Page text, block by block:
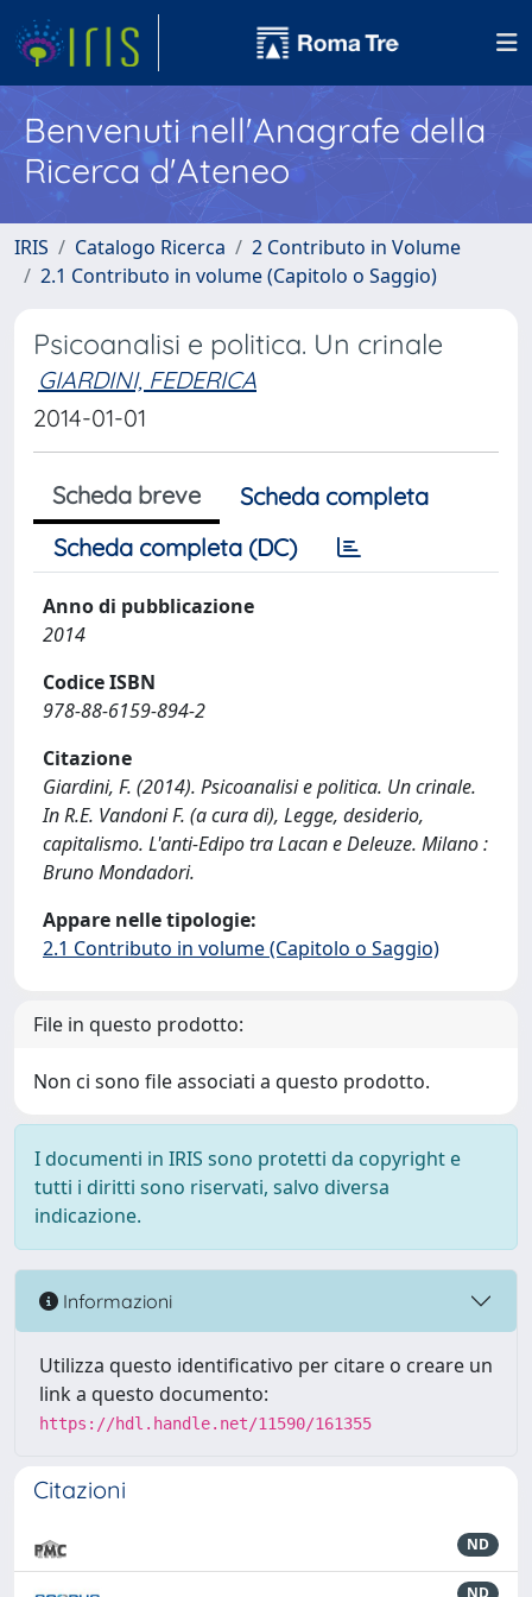
Benvenuti nell'Anagrafe della
Ricerca d'Ateneo
IRIS Catalogo Ricerca
2 Contributo in Volume
2.1 Contributo in volume (Capitolo o Saggio)
Psicoanalisi e politica. Un crinale
GIARDINI, FEDERICA
2014-01-01
Scheda breve
Scheda completa
Scheda completa (DC)
Anno di pubblicazione
2014
Codice ISBN
978-88-6159-894-2
Citazione
Giardini, F. (2014). Psicoanalisi e politica. Un crinale.
In R.E. Vandoni F. (a cura di), Legge, desiderio,
capitalismo. L'anti-Edipo tra Lacan e Deleuze. Milano :
Bruno Mondadori.
Appare nelle tipologie:
2.1 Contributo in volume (Capitolo o Saggio)
File in questo prodotto:
Non ci sono file associati a questo prodotto.
I documenti in IRIS sono protetti da copyright e
tutti i diritti sono riservati, salvo diversa
indicazione.
Informazioni
Utilizza questo identificativo per citare o creare un
link a questo documento:
https://hdl.handle.net/11590/161355
Citazioni
ND